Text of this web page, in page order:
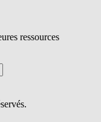
ressources